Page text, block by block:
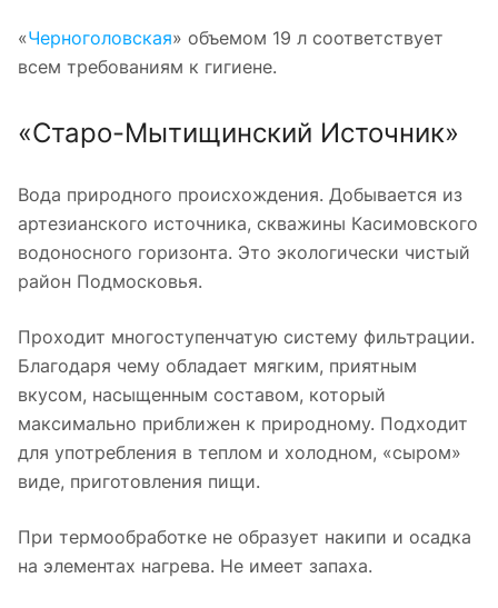
«Черноголовская» объемом 19 л соответствует
всем требованиям к гигиене.
«Старо-Мытищинский Источник»
Вода природного происхождения. Добывается из
артезианского источника, скважины Касимовского
водоносного горизонта. Это экологически чистый
район Подмосковья.
Проходит многоступенчатую систему фильтрации.
Благодаря чему обладает мягким, приятным
вкусом, насыщенным составом, который
максимально приближен к природному. Подходит
для употребления в теплом и холодном, «сыром»
виде, приготовления пищи.
При термообработке не образует накипи и осадка
на элементах нагрева. Не имеет запаха.